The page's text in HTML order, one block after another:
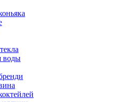
воды